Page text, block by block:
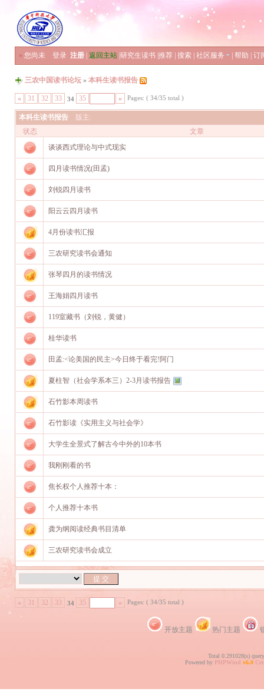
» 您尚未 登录 注册 返回主站 研究生读书 推荐 搜索 社区服务 帮助 订
三农中国读书论坛 » 本科生读书报告
« 31 32 33 34 35 » Pages: ( 34/35 total )
本科生读书报告版主:
状态
文章
谈谈西式理论与中式现实
四月读书情况(田孟)
刘锐四月读书
阳云云四月读书
4月份读书汇报
三农研究读书会通知
张琴四月的读书情况
王海娟四月读书
119室藏书（刘锐，黄健）
桂华读书
田孟:<论美国的民主>今日终于看完!阿门
夏柱智（社会学系本三）2-3月读书报告
石竹影本周读书
石竹影读《实用主义与社会学》
大学生全景式了解古今中外的10本书
我刚刚看的书
焦长权个人推荐十本：
个人推荐十本书
龚为纲阅读经典书目清单
三农研究读书会成立
« 31 32 33 34 35 » Pages: ( 34/35 total )
开放主题 热门主题
Total 0.291028(s)
Powered by PHPWind v6.0